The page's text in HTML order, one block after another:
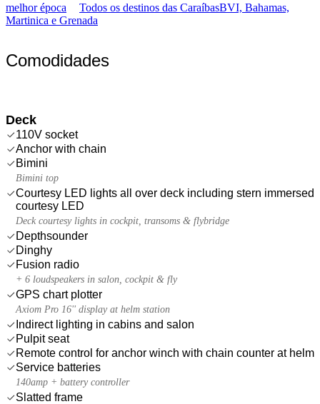
melhor época
Todos os destinos das CaraíbasBVI, Bahamas,
Martinica e Grenada
Comodidades
Deck
110V socket
Anchor with chain
Bimini
Bimini top
Courtesy LED lights all over deck including stern immersed
courtesy LED
Deck courtesy lights in cockpit, transoms & flybridge
Depthsounder
Dinghy
Fusion radio
+ 6 loudspeakers in salon, cockpit & fly
GPS chart plotter
Axiom Pro 16'' display at helm station
Indirect lighting in cabins and salon
Pulpit seat
Remote control for anchor winch with chain counter at helm
Service batteries
140amp + battery controller
Slatted frame